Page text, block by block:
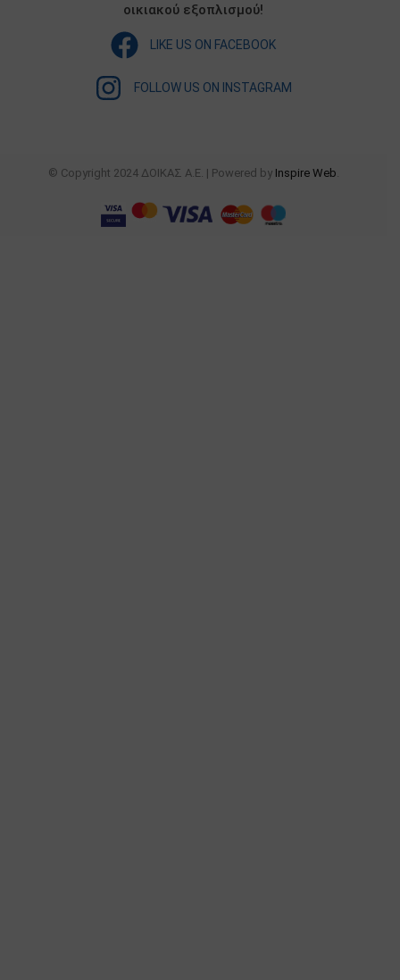
οικιακού εξοπλισμού!
LIKE US ON FACEBOOK
FOLLOW US ON INSTAGRAM
© Copyright 2024 ΔΟΙΚΑΣ Α.Ε. | Powered by Inspire Web.